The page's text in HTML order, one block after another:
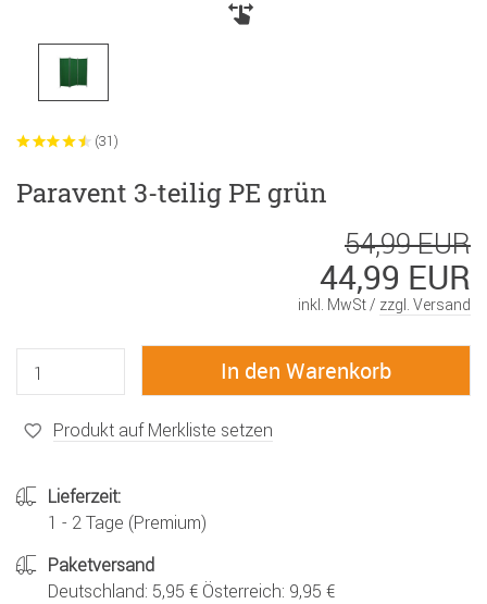
(31)
Paravent 3-teilig PE grün
54,99 EUR
44,99 EUR
inkl. MwSt / zzgl. Versand
Produkt auf Merkliste setzen
Lieferzeit:
1 - 2 Tage (Premium)
Paketversand
Deutschland: 5,95 € Österreich: 9,95 €